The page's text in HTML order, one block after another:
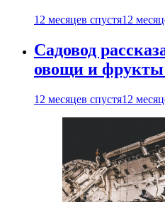
12 месяцев спустя12
Садовод
овощи и фрукты
12 месяцев спустя12